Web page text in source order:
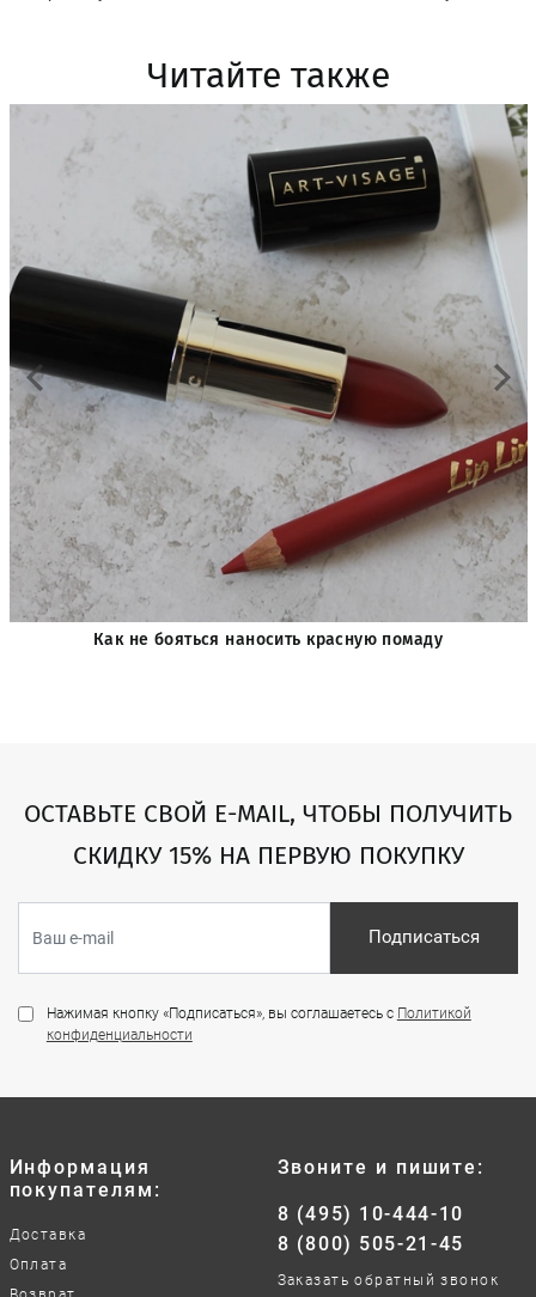
Читайте также
Как не бояться наносить красную помаду
ОСТАВЬТЕ СВОЙ E-MAIL, ЧТОБЫ ПОЛУЧИТЬ
СКИДКУ 15% НА ПЕРВУЮ ПОКУПКУ
Подписаться
Нажимая кнопку «Подписаться», вы соглашаетесь с Политикой
конфиденциальности
Информация
покупателям:
Доставка
Оплата
Звоните и пишите:
8 (495) 10-444-10
8 (800) 505-21-45
Заказать обратный звонок